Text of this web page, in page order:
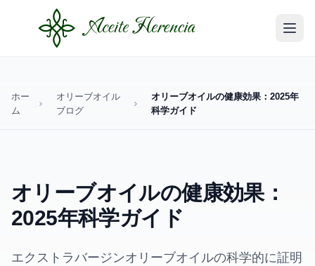
ホー
ム
オリーブオイル
ブログ
オリーブオイルの健康効果：2025年
科学ガイド
オリーブオイルの健康効果：
2025年科学ガイド
エクストラバージンオリーブオイルの科学的に証明